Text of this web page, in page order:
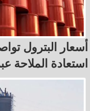
أسعار البترول
استعادة الملاحة